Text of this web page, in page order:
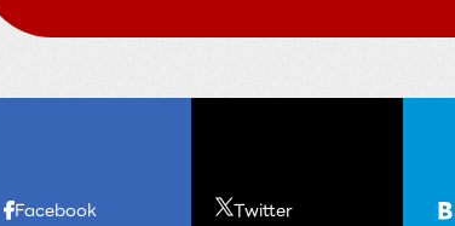
Facebook Twitter